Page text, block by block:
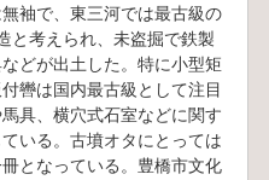
袖で、東三河では最古級の
と考えられ、未盗掘で鉄製
どが出土した。特に小型矩
轡は国内最古級として注目
具、横穴式石室などに関す
いる。古墳オタにとっては
となっている。豊橋市文化